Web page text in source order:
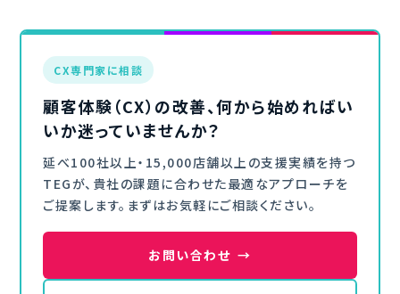
CX専門家に相談
顧客体験（CX）の改善、何から始めればい
いか迷っていませんか？
延べ100社以上・15,000店舗以上の支援実績を持つ
TEGが、貴社の課題に合わせた最適なアプローチを
ご提案します。まずはお気軽にご相談ください。
お問い合わせ →